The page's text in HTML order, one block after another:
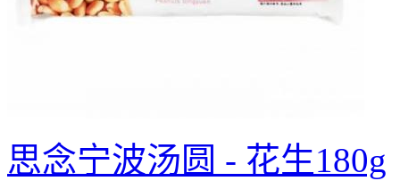
思念宁波汤圆 - 花生180g